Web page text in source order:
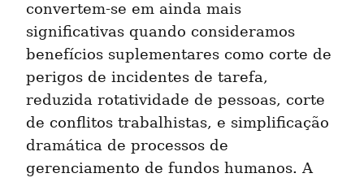
convertem-se em ainda mais
significativas quando consideramos
benefícios suplementares como corte de
perigos de incidentes de tarefa,
reduzida rotatividade de pessoas, corte
de conflitos trabalhistas, e simplificação
dramática de processos de
gerenciamento de fundos humanos. A